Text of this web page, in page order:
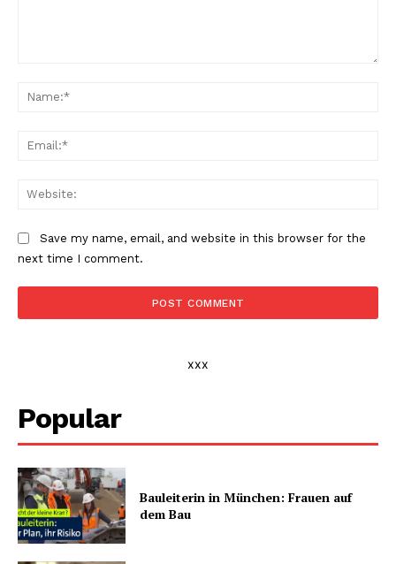
Save my name, email, and website in this browser for the
next time I comment.
xxx
Popular
Bauleiterin in München: Frauen auf
dem Bau